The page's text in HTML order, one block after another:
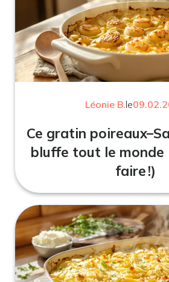
Léonie B.le
Ce gratin
bluffe tout le monde
faire !)